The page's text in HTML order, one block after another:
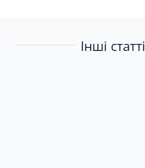
Інші статті